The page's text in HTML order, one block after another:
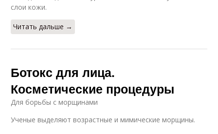
слои кожи.
Читать дальше →
Ботокс для лица.
Косметические процедуры
Для борьбы с морщинами
Ученые выделяют возрастные и мимические морщины.